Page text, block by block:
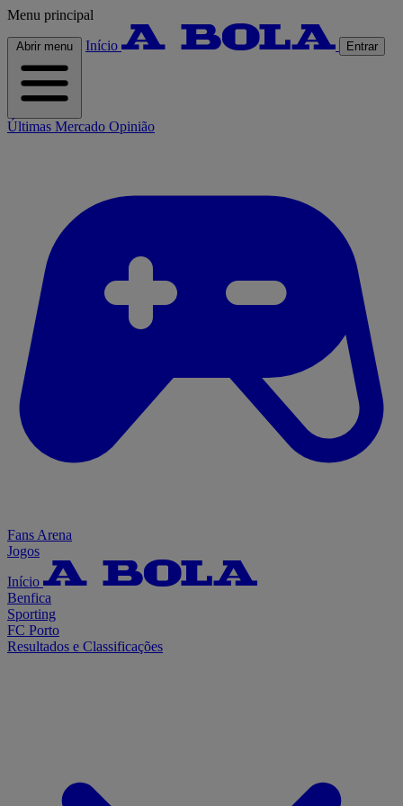
Menu principal
Abrir menu Início Entrar
Últimas Mercado Opinião
Fans Arena
Jogos
Início
Benfica
Sporting
FC Porto
Resultados e Classificações